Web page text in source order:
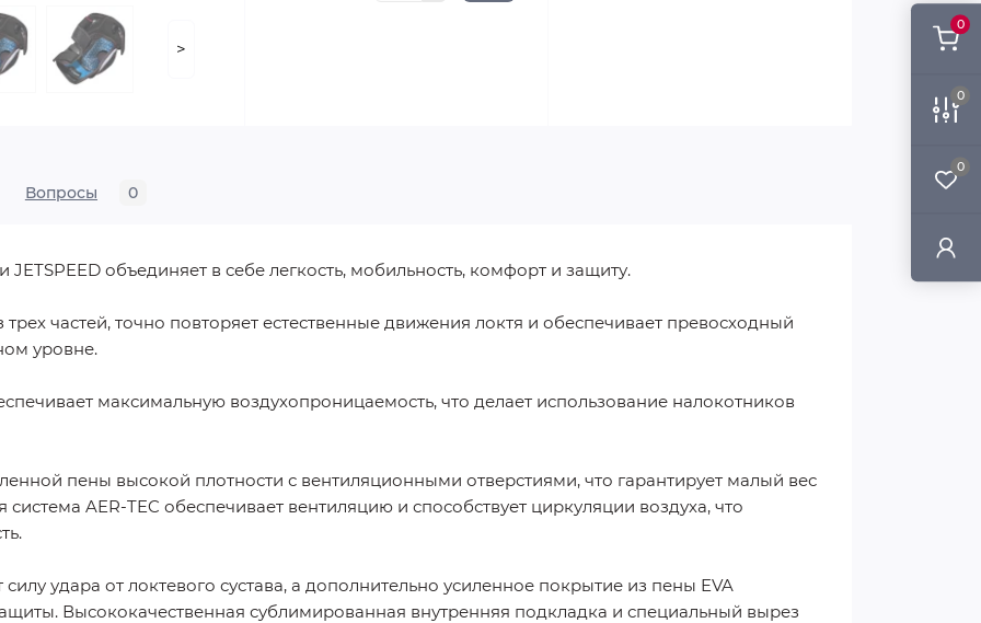
0
0
0
>
Вопросы 0
объединяет в себе легкость, мобильность, комфорт и защиту.
частей, точно повторяет естественные движения локтя и обеспечивает превосходный
уровне.
максимальную воздухопроницаемость, что делает использование налокотников
пены высокой плотности с вентиляционными отверстиями, что гарантирует малый вес
AER-TEC обеспечивает вентиляцию и способствует циркуляции воздуха, что
удара от локтевого сустава, а дополнительно усиленное покрытие из пены EVA
Высококачественная сублимированная внутренняя подкладка и специальный вырез